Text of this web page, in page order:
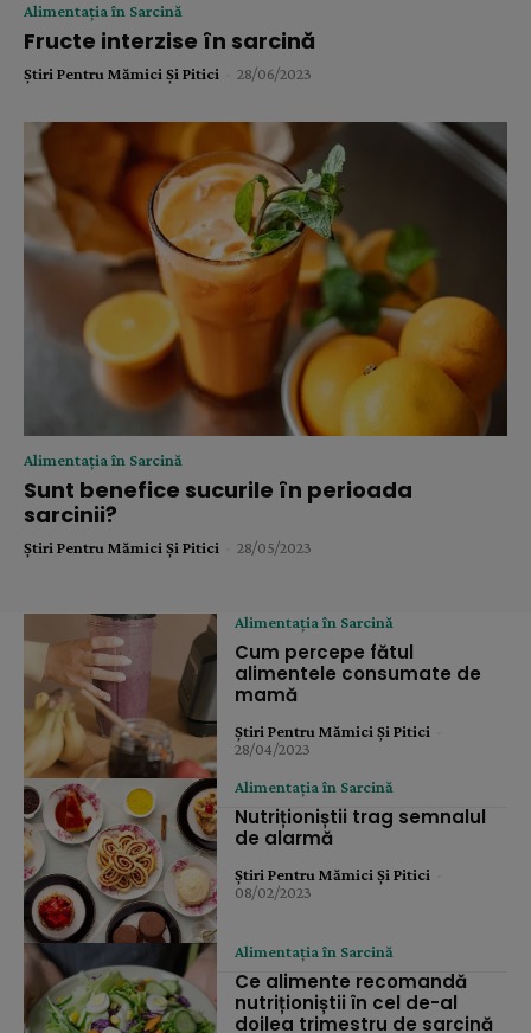
Alimentația în Sarcină
Fructe interzise în sarcină
Știri Pentru Mămici Și Pitici 28/06/2023
Alimentația în Sarcină
Sunt benefice sucurile în perioada
sarcinii?
Știri Pentru Mămici Și Pitici 28/05/2023
Alimentația în Sarcină
Cum percepe fătul
alimentele consumate de
mamă
Știri Pentru Mămici Și Pitici
28/04/2023
Alimentația în Sarcină
Nutriționiștii trag semnalul
de alarmă
Știri Pentru Mămici Și Pitici
08/02/2023
Alimentația în Sarcină
Ce alimente recomandă
nutriționiștii în cel de-al
doilea trimestru de sarcină